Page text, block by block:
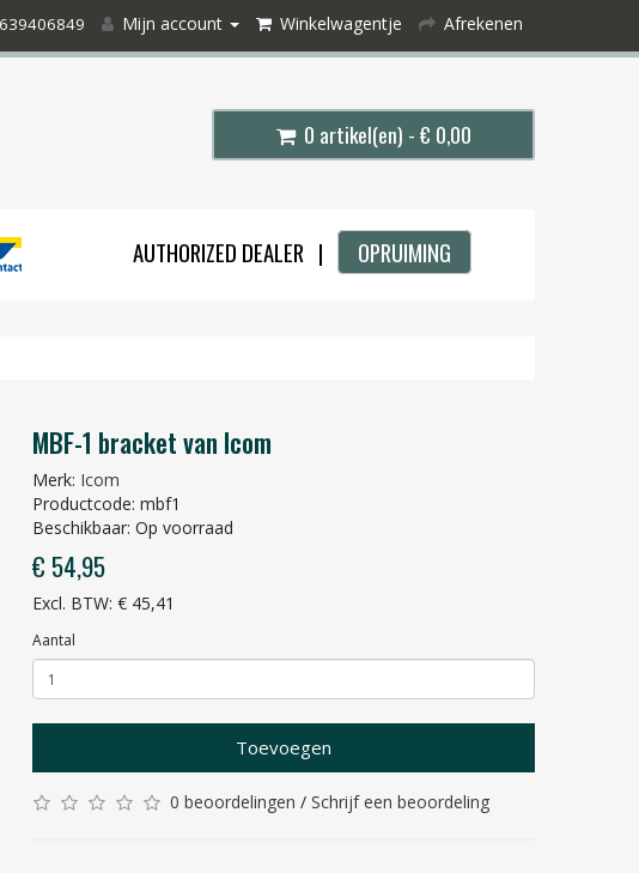
Mijn account Winkelwagentje Afrekenen
0 artikel(en) - € 0,00
AUTHORIZED DEALER | OPRUIMING
MBF-1 bracket van Icom
Merk: Icom
Productcode: mbf1
Beschikbaar: Op voorraad
€ 54,95
Excl. BTW: € 45,41
Aantal
Toevoegen
0 beoordelingen / Schrijf een beoordeling